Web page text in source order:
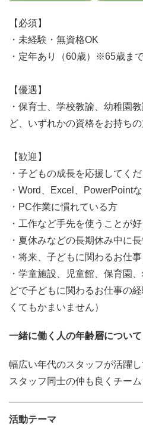
【必須】
・未経験・無資格OK
・定年あり（60歳）※65歳ま
【優遇】
・保育士、学校教諭、幼稚園
ど、いずれかの資格をお持ち
【歓迎】
・子どもの成長を応援してくだ
・Word、Excel、PowerPoint
・PC作業に慣れている方
・工作など手先を使うことが
・夏休みなどの長期休み中に
・将来、子どもに関わるお仕
・学童施設、児童館、保育園
どで子どもに関わるお仕事の
くてもかまいません）
一緒に働く人の年齢層について
幅広い年代のスタッフが活躍し
スタッフ同士の仲も良くチー
活動テーマ